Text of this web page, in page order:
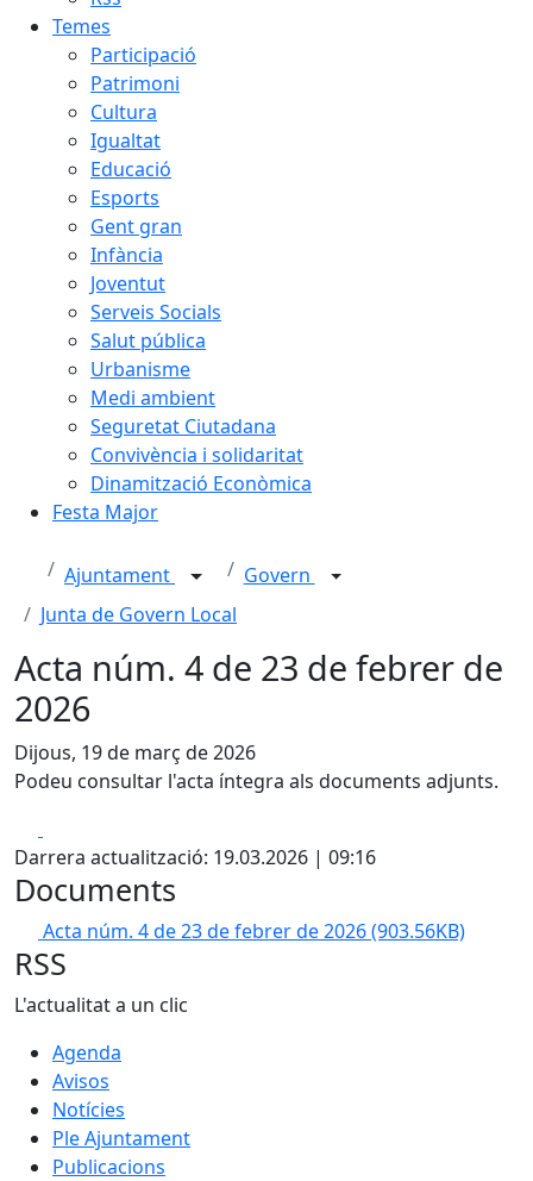
Temes
Participació
Patrimoni
Cultura
Igualtat
Educació
Esports
Gent gran
Infància
Joventut
Serveis Socials
Salut pública
Urbanisme
Medi ambient
Seguretat Ciutadana
Convivència i solidaritat
Dinamització Econòmica
Festa Major
Ajuntament
Govern
Junta de Govern Local
Acta núm. 4 de 23 de febrer de
2026
Dijous, 19 de març de 2026
Podeu consultar l'acta íntegra als documents adjunts.
Darrera actualització: 19.03.2026 | 09:16
Documents
Acta núm. 4 de 23 de febrer de 2026(903.56KB)
RSS
L'actualitat a un clic
Agenda
Avisos
Notícies
Ple Ajuntament
Publicacions